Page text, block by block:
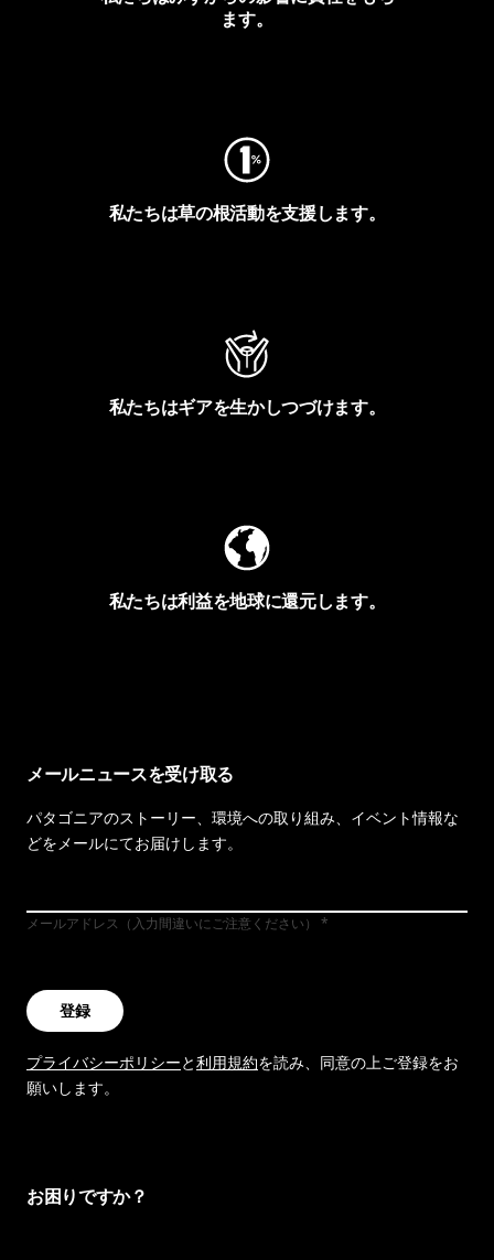
ます。
私たちは草の根活動を支援します。
私たちはギアを生かしつづけます。
私たちは利益を地球に還元します。
メールニュースを受け取る
パタゴニアのストーリー、環境への取り組み、イベント情報な
どをメールにてお届けします。
メールアドレス（入力間違いにご注意ください）
登録
プライバシーポリシーと利用規約を読み、同意の上ご登録をお
願いします。
お困りですか？